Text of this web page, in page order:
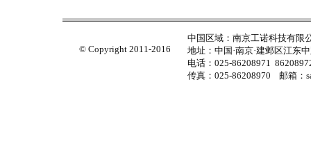
© Copyright 2011-2016
中国区域：南京工诺科技有限
地址：中国·南京·建邺区江东
电话：025-86208971
传真：025-86208970 邮箱：